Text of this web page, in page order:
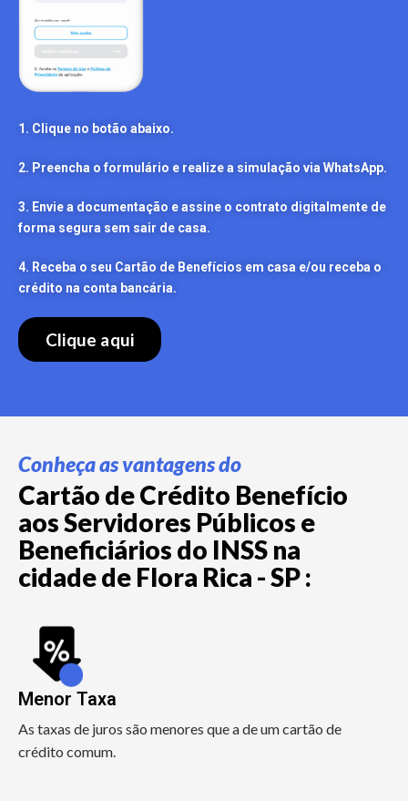
1. Clique no botão abaixo.
2. Preencha o formulário e realize a simulação via WhatsApp.
3. Envie a documentação e assine o contrato digitalmente de
forma segura sem sair de casa.
4. Receba o seu Cartão de Benefícios em casa e/ou receba o
crédito na conta bancária.
Clique aqui
Conheça as vantagens do
Cartão de Crédito Benefício
aos Servidores Públicos e
Beneficiários do INSS na
cidade de Flora Rica - SP :
Menor Taxa
As taxas de juros são menores que a de um cartão de
crédito comum.